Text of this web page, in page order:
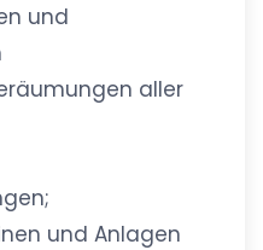
und
aller
und Anlagen